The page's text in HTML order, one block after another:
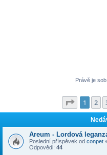
Právě je
Stránka
1 2
Areum - Lordová
Poslední příspěvek od conpet
Odpovědi: 44